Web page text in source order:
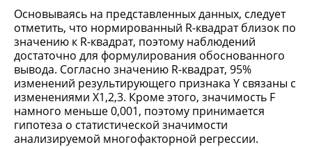
Основываясь на представленных данных, следует
отметить, что нормированный R-квадрат близок по
значению к R-квадрат, поэтому наблюдений
достаточно для формулирования обоснованного
вывода. Согласно значению R-квадрат, 95%
изменений результирующего признака Y связаны с
изменениями X1,2,3. Кроме этого, значимость F
намного меньше 0,001, поэтому принимается
гипотеза о статистической значимости
анализируемой многофакторной регрессии.